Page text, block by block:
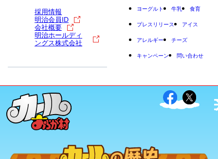
採用情報
明治会員ID
会社概要
明治ホールディ
ングス株式会社
ヨーグルト 牛乳 食育
プレスリリース アイス
アレルギー チーズ
キャンペーン 問い合わせ